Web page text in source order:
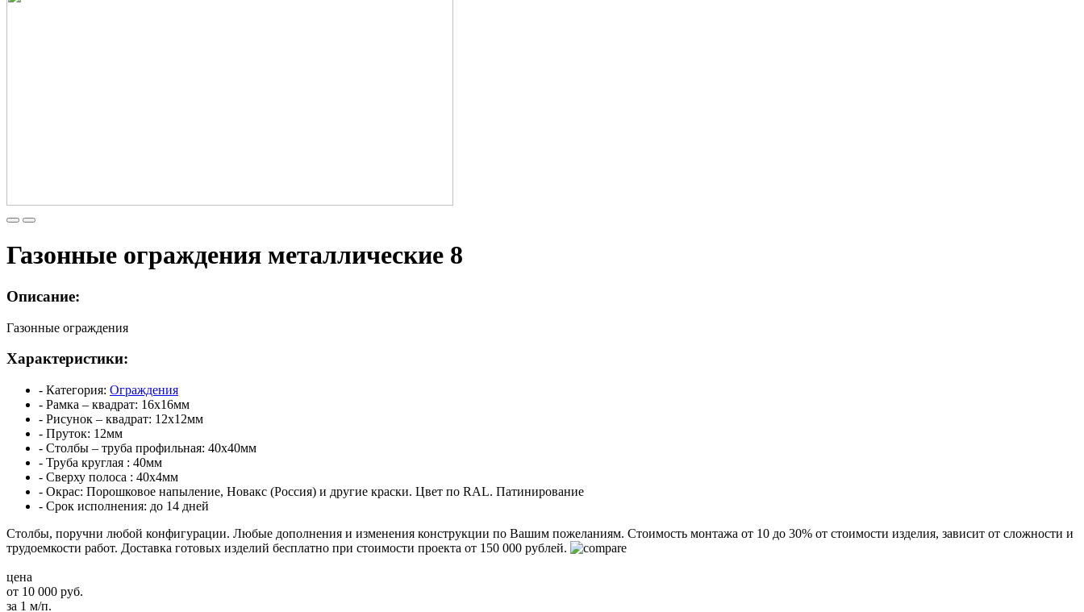
Газонные ограждения металлические 8
Описание:
Газонные ограждения
Характеристики:
- Категория: Ограждения
- Рамка – квадрат: 16х16мм
- Рисунок – квадрат: 12х12мм
- Пруток: 12мм
- Столбы – труба профильная: 40х40мм
- Труба круглая : 40мм
- Сверху полоса : 40х4мм
- Окрас: Порошковое напыление, Новакс (Россия) и другие краски. Цвет по RAL. Патинирование
- Срок исполнения: до 14 дней
Столбы, поручни любой конфигурации. Любые дополнения и изменения конструкции по Вашим пожеланиям. Стоимость монтажа от 10 до 30% от стоимости изделия, зависит от сложности и
трудоемкости работ. Доставка готовых изделий бесплатно при стоимости проекта от 150 000 рублей.
цена
от 10 000 руб.
за 1 м/п.